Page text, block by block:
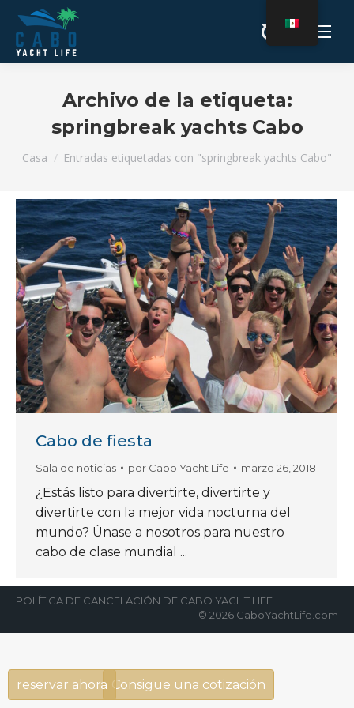
Archivo de la etiqueta:
springbreak yachts Cabo
Estás aquí:
Casa Entradas etiquetadas con "springbreak yachts Cabo"
Cabo de fiesta
Sala de noticias por Cabo Yacht Life marzo 26, 2018
¿Estás listo para divertirte, divertirte y
divertirte con la mejor vida nocturna del
mundo? Únase a nosotros para nuestro
cabo de clase mundial ...
POLÍTICA DE CANCELACIÓN DE CABO YACHT LIFE
© 2026 CaboYachtLife.com
Consigue una cotización
reservar ahora